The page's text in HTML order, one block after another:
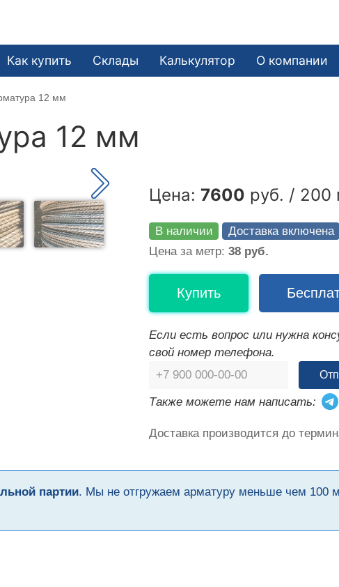
Как купить Склады Калькулятор О компании
12 мм
12 мм
Цена: 7600 руб. / 200
В наличии
Доставка включена
Цена за метр: 38 руб.
Купить
Если есть вопрос или нужна
свой номер телефона.
Также можете нам написать:
Доставка производится до
партии. Мы не отгружаем арматуру меньше чем 100